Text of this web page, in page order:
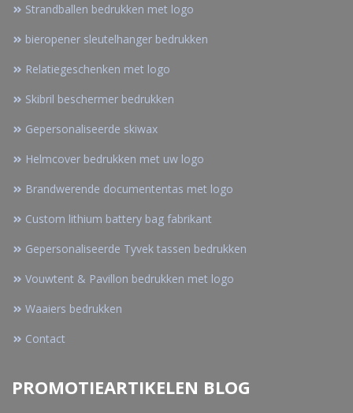
Strandballen bedrukken met logo
bieropener sleutelhanger bedrukken
Relatiegeschenken met logo
Skibril beschermer bedrukken
Gepersonaliseerde skiwax
Helmcover bedrukken met uw logo
Brandwerende documententas met logo
Custom lithium battery bag fabrikant
Gepersonaliseerde Tyvek tassen bedrukken
Vouwtent & Pavillon bedrukken met logo
Waaiers bedrukken
Contact
PROMOTIEARTIKELEN BLOG